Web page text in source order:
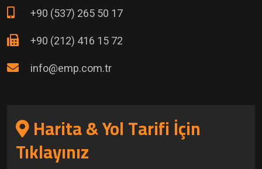
+90 (537) 265 50 17
+90 (212) 416 15 72
info@emp.com.tr
Harita & Yol Tarifi İçin
Tıklayınız